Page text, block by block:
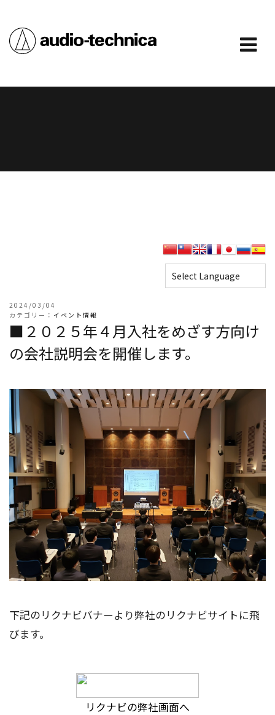
2024/03/04
カテゴリー： イベント情報
■２０２５年４月入社をめざす方向け
の会社説明会を開催します。
下記のリクナビバナーより弊社のリクナビサイトに飛
びます。
リクナビの弊社画面へ